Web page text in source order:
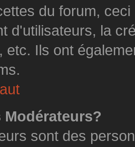
du forum,
d'utilisateurs, la
etc. Ils ont
sont des